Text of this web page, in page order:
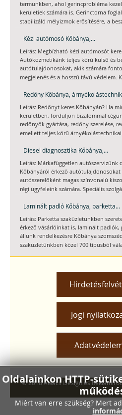
termünkben, ahol gerincprobléma
kerületiek számára is. Gerinctorna
stabilizáló mélyizmok erősítésére, a
Kézi autómosó Kőbánya,...
Leírás: Megbízható kézi autómosót
Autókozmetikánk teljes körű külső és
autótulajdonosokat, akik számára
megjelenés és a hosszú távú védelem.
Redőny Kőbánya,
Leírás: Redőnyt keres Kőbányán? Ha
kerületben, forduljon bizalommal
redőnyök gyártása, redőny szerelése,
emellett teljes körű
Diesel diagnosztika Kőbánya,...
Leírás: Márkafüggetlen autószervizünk
Kőbányáról érkező autótulajdonosokat
autószerelőként magas színvonalú
régi ügyfeleink számára. Speciális
Laminált padló Kőbánya, parketta...
Leírás: Parketta szaküzletünkben
érkező vásárlóinkat is, laminált padlók,
állunk rendelkezésre Kőbánya
szaküzletünkben közel 700 típusból
Jogi
Oldalainkon HTTP-
Miért van erre szükség? Mert
© 2018 Awacs Design és
Xnxx